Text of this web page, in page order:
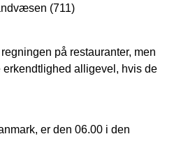
(711)
på restauranter, men
alligevel, hvis de
er den 06.00 i den